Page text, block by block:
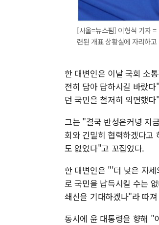
[서울=뉴스핌] 이형석 기자
련된 개표 상황실에 자리
한 대변인은 이날 국회 소
전히 담아 답하시길 바랐
던 국민을 철저히 외면했
그는 "결국 반성은커녕 지
회와 긴밀히 협력하겠다고
도 없었다"고 꼬집었다.
한 대변인은 "'더 낮은 자
로 국민을 납득시킬 수는
쇄신을 기대하겠나"라 따
동시에 윤 대통령을 향해 "